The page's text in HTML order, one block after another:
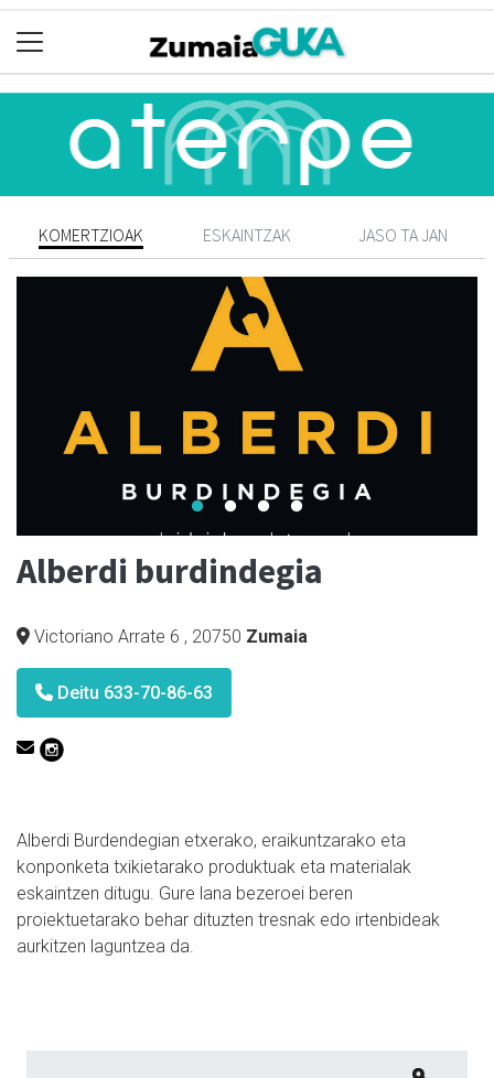
KOMERTZIOAK ESKAINTZAK JASO TA JAN
Alberdi burdindegia
Victoriano Arrate 6 , 20750 Zumaia
Deitu 633-70-86-63
Alberdi Burdendegian etxerako, eraikuntzarako eta
konponketa txikietarako produktuak eta materialak
eskaintzen ditugu. Gure lana bezeroei beren
proiektuetarako behar dituzten tresnak edo irtenbideak
aurkitzen laguntzea da.